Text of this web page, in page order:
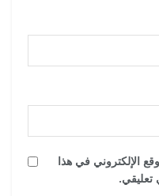
الإلكتروني في هذا
تعليقي.